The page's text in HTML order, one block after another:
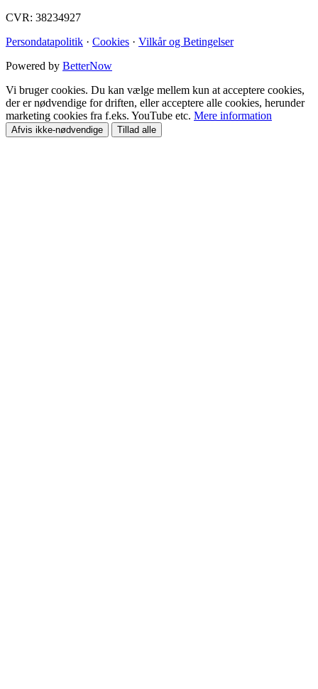
CVR: 38234927
Persondatapolitik · Cookies · Vilkår og Betingelser
Powered by BetterNow
Vi bruger cookies. Du kan vælge mellem kun at acceptere cookies,
der er nødvendige for driften, eller acceptere alle cookies, herunder
marketing cookies fra f.eks. YouTube etc. Mere information
Afvis ikke-nødvendige Tillad alle